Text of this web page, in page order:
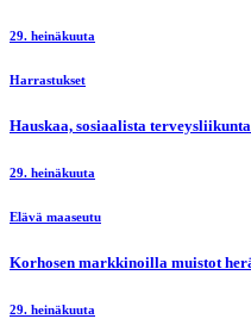
29. heinäkuuta
Harrastukset
Hauskaa, sosiaalista
29. heinäkuuta
Elävä maaseutu
Korhosen markkinoilla muistot
29. heinäkuuta